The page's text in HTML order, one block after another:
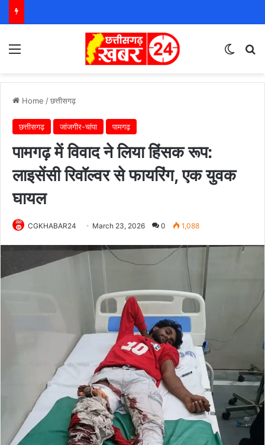
Home /छत्तीसगढ़
छत्तीसगढ़ जांजगीर-चांपा पामगढ़
पामगढ़ में विवाद ने लिया हिंसक रूप:
लाइसेंसी रिवॉल्वर से फायरिंग, एक युवक
घायल
CGKHABAR24 March 23, 2026 0 1,088